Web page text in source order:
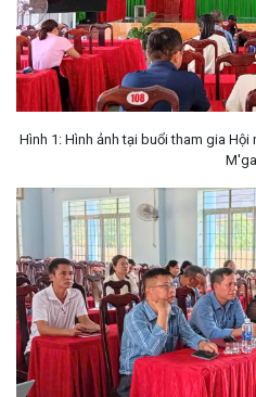
Hình 1: Hình ảnh tại buổi tham gia